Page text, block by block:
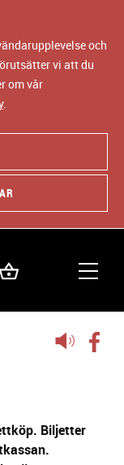
och
vi att du
om vår
.
Lyssna
Biljetter